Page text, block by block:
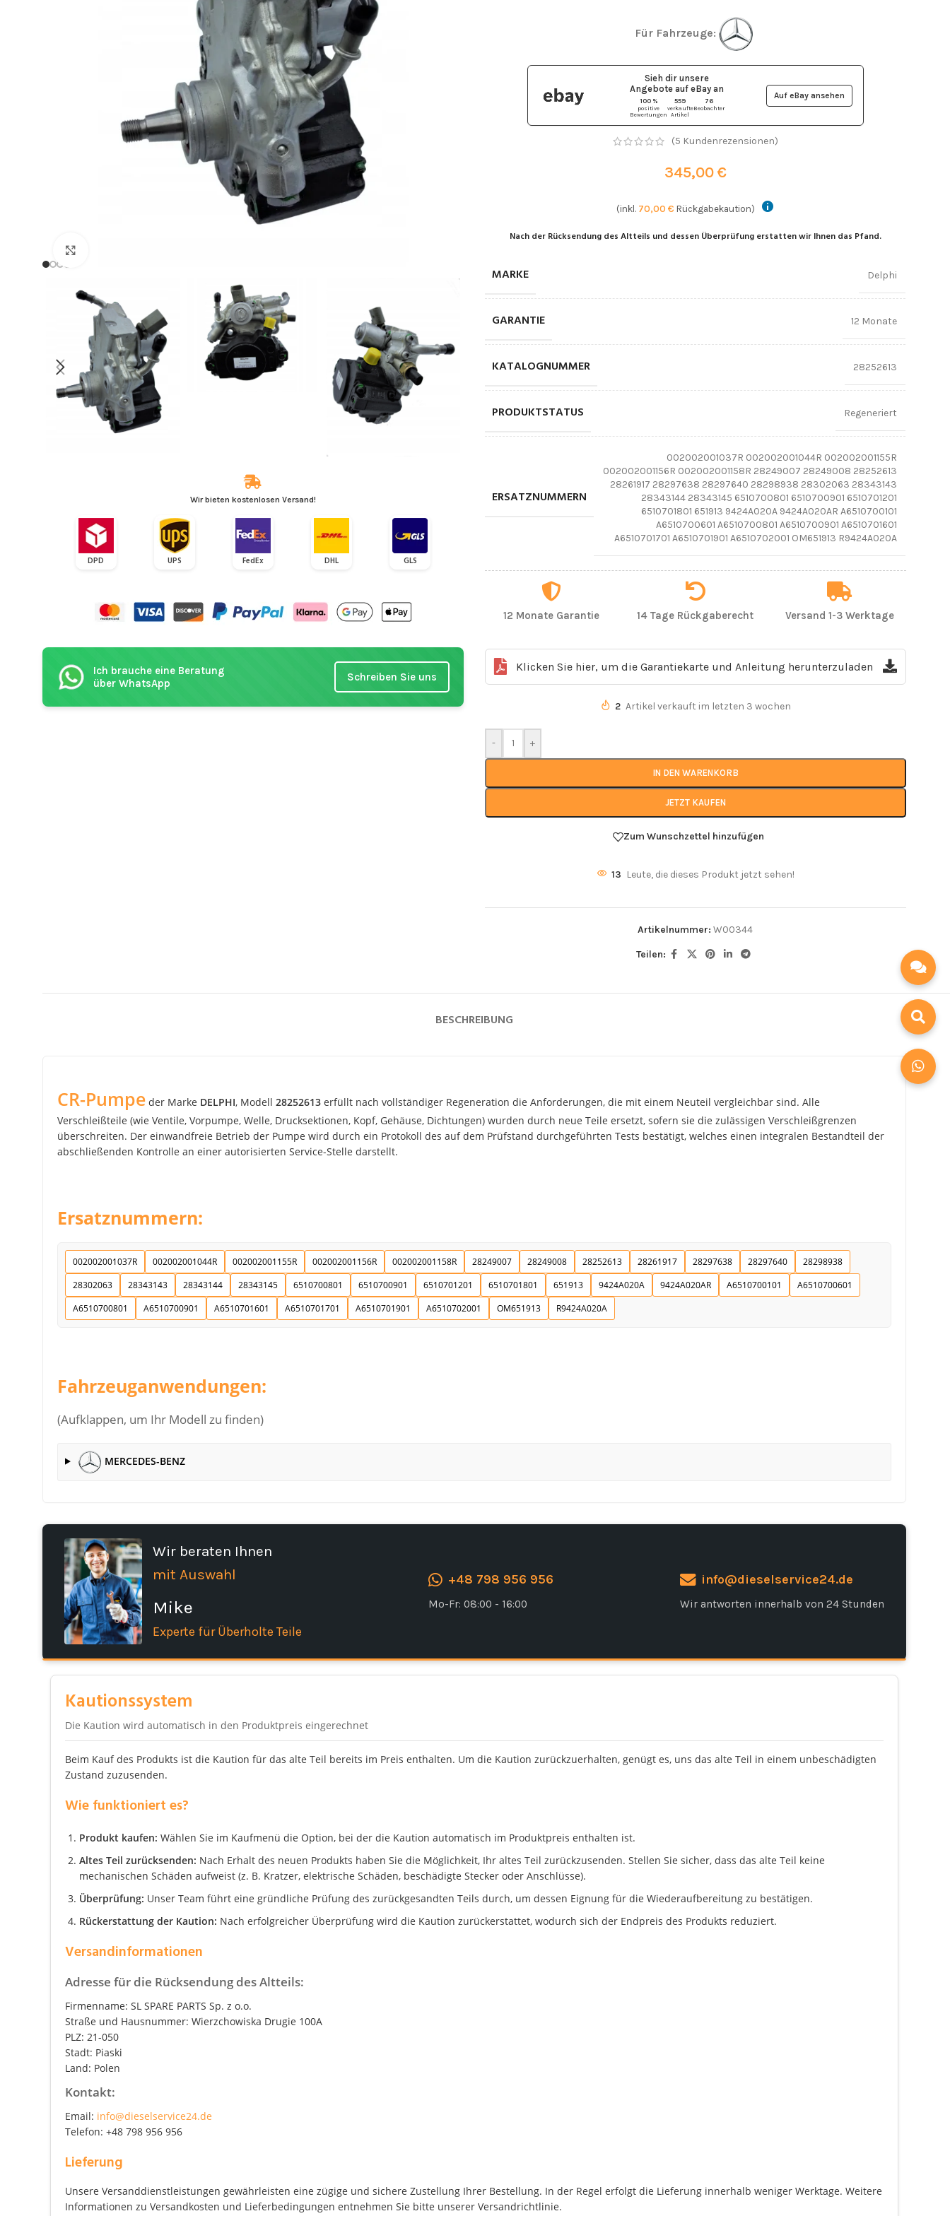
Wir bieten kostenlosen Versand!
DPD UPS FedEx DHL GLS
Ich brauche eine Beratung
über WhatsApp
Schreiben Sie uns
Für Fahrzeuge:
Sieh dir unsere
Angebote auf eBay an
100 %
positive
Bewertungen
559
verkaufte
Artikel
76
Beobachter
Auf eBay ansehen
(5 Kundenrezensionen)
345,00 €
(inkl. 70,00 € Rückgabekaution)
Nach der Rücksendung des Altteils und dessen Überprüfung erstatten wir Ihnen das Pfand.
MARKE Delphi
GARANTIE 12 Monate
KATALOGNUMMER 28252613
PRODUKTSTATUS Regeneriert
ERSATZNUMMERN
002002001037R 002002001044R 002002001155R
002002001156R 002002001158R 28249007 28249008 28252613
28261917 28297638 28297640 28298938 28302063 28343143
28343144 28343145 6510700801 6510700901 6510701201
6510701801 651913 9424A020A 9424A020AR A6510700101
A6510700601 A6510700801 A6510700901 A6510701601
A6510701701 A6510701901 A6510702001 OM651913 R9424A020A
12 Monate Garantie 14 Tage Rückgaberecht Versand 1-3 Werktage
Klicken Sie hier, um die Garantiekarte und Anleitung herunterzuladen
2 Artikel verkauft im letzten 3 wochen
- +
IN DEN WARENKORB
JETZT KAUFEN
Zum Wunschzettel hinzufügen
13 Leute, die dieses Produkt jetzt sehen!
Artikelnummer:W00344
Teilen:
BESCHREIBUNG
CR-Pumpe der Marke DELPHI, Modell 28252613 erfüllt nach vollständiger Regeneration die Anforderungen, die mit einem Neuteil vergleichbar sind. Alle
Verschleißteile (wie Ventile, Vorpumpe, Welle, Drucksektionen, Kopf, Gehäuse, Dichtungen) wurden durch neue Teile ersetzt, sofern sie die zulässigen Verschleißgrenzen
überschreiten. Der einwandfreie Betrieb der Pumpe wird durch ein Protokoll des auf dem Prüfstand durchgeführten Tests bestätigt, welches einen integralen Bestandteil der
abschließenden Kontrolle an einer autorisierten Service-Stelle darstellt.
Ersatznummern:
002002001037R 002002001044R 002002001155R 002002001156R 002002001158R 28249007 28249008 28252613 28261917 28297638 28297640
28298938
28302063
28343143 28343144 28343145 6510700801 6510700901 6510701201 6510701801 651913 9424A020A 9424A020AR A6510700101
A6510700601
A6510700801
A6510700901 A6510701601 A6510701701 A6510701901 A6510702001 OM651913 R9424A020A
Fahrzeuganwendungen:
(Aufklappen, um Ihr Modell zu finden)
MERCEDES-BENZ
Wir beraten Ihnen
mit Auswahl
Mike
Experte für Überholte Teile
+48 798 956 956
Mo-Fr: 08:00 - 16:00
info@dieselservice24.de
Wir antworten innerhalb von 24 Stunden
Kautionssystem
Die Kaution wird automatisch in den Produktpreis eingerechnet
Beim Kauf des Produkts ist die Kaution für das alte Teil bereits im Preis enthalten. Um die Kaution zurückzuerhalten, genügt es, uns das alte Teil in einem unbeschädigten
Zustand zuzusenden.
Wie funktioniert es?
Produkt kaufen: Wählen Sie im Kaufmenü die Option, bei der die Kaution automatisch im Produktpreis enthalten ist.
Altes Teil zurücksenden: Nach Erhalt des neuen Produkts haben Sie die Möglichkeit, Ihr altes Teil zurückzusenden. Stellen Sie sicher, dass das alte Teil keine
mechanischen Schäden aufweist (z. B. Kratzer, elektrische Schäden, beschädigte Stecker oder Anschlüsse).
Überprüfung: Unser Team führt eine gründliche Prüfung des zurückgesandten Teils durch, um dessen Eignung für die Wiederaufbereitung zu bestätigen.
Rückerstattung der Kaution: Nach erfolgreicher Überprüfung wird die Kaution zurückerstattet, wodurch sich der Endpreis des Produkts reduziert.
Versandinformationen
Adresse für die Rücksendung des Altteils:
Firmenname: SL SPARE PARTS Sp. z o.o.
Straße und Hausnummer: Wierzchowiska Drugie 100A
PLZ: 21-050
Stadt: Piaski
Land: Polen
Kontakt:
Email: info@dieselservice24.de
Telefon: +48 798 956 956
Lieferung
Unsere Versanddienstleistungen gewährleisten eine zügige und sichere Zustellung Ihrer Bestellung. In der Regel erfolgt die Lieferung innerhalb weniger Werktage. Weitere
Informationen zu Versandkosten und Lieferbedingungen entnehmen Sie bitte unserer Versandrichtlinie.